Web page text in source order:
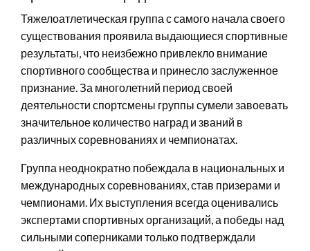
Тяжелоатлетическая группа с самого начала своего
существования проявила выдающиеся спортивные
результаты, что неизбежно привлекло внимание
спортивного сообщества и принесло заслуженное
признание. За многолетний период своей
деятельности спортсмены группы сумели завоевать
значительное количество наград и званий в
различных соревнованиях и чемпионатах.
Группа неоднократно побеждала в национальных и
международных соревнованиях, став призерами и
чемпионами. Их выступления всегда оценивались
экспертами спортивных организаций, а победы над
сильными соперниками только подтверждали